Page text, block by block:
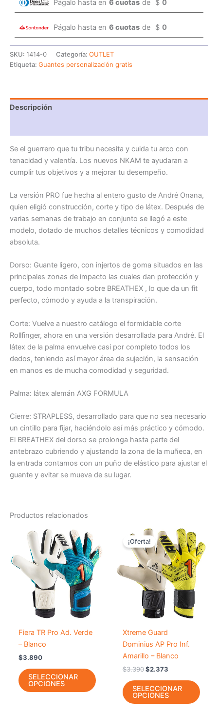
Págalo hasta en 6 cuotas de $ 0
Págalo hasta en 6 cuotas de $ 0
SKU: 1414-0 Categoría: OUTLET
Etiqueta: Guantes personalización gratis
Descripción
Se el guerrero que tu tribu necesita y cuida tu arco con
tenacidad y valentía. Los nuevos NKAM te ayudaran a
cumplir tus objetivos y a mejorar tu desempeño.
La versión PRO fue hecha al entero gusto de André Onana,
quien eligió construcción, corte y tipo de látex. Después de
varias semanas de trabajo en conjunto se llegó a este
modelo, dotado de muchos detalles técnicos y comodidad
absoluta.
Dorso: Guante ligero, con injertos de goma situados en las
principales zonas de impacto las cuales dan protección y
cuerpo, todo montado sobre BREATHEX , lo que da un fit
perfecto, cómodo y ayuda a la transpiración.
Corte: Vuelve a nuestro catálogo el formidable corte
Rollfinger, ahora en una versión desarrollada para André. El
látex de la palma envuelve casi por completo todos los
dedos, teniendo así mayor área de sujeción, la sensación
en manos es de mucha comodidad y seguridad.
Palma: látex alemán AXG FORMULA
Cierre: STRAPLESS, desarrollado para que no sea necesario
un cintillo para fijar, haciéndolo así más práctico y cómodo.
El BREATHEX del dorso se prolonga hasta parte del
antebrazo cubriendo y ajustando la zona de la muñeca, en
la entrada contamos con un puño de elástico para ajustar el
guante y evitar se mueva de su lugar.
Productos relacionados
Fiera TR Pro Ad. Verde
– Blanco
$3.890
SELECCIONAR
OPCIONES
tiene
múltiples
variantes.
de
producto
-30%
¡Oferta!
Xtreme Guard
Dominius AP Pro Inf.
Amarillo – Blanco
$3.390
El
precio
original
era:
$3.390.
$2.373
precio
actual
es:
$2.373.
SELECCIONAR
OPCIONES
tiene